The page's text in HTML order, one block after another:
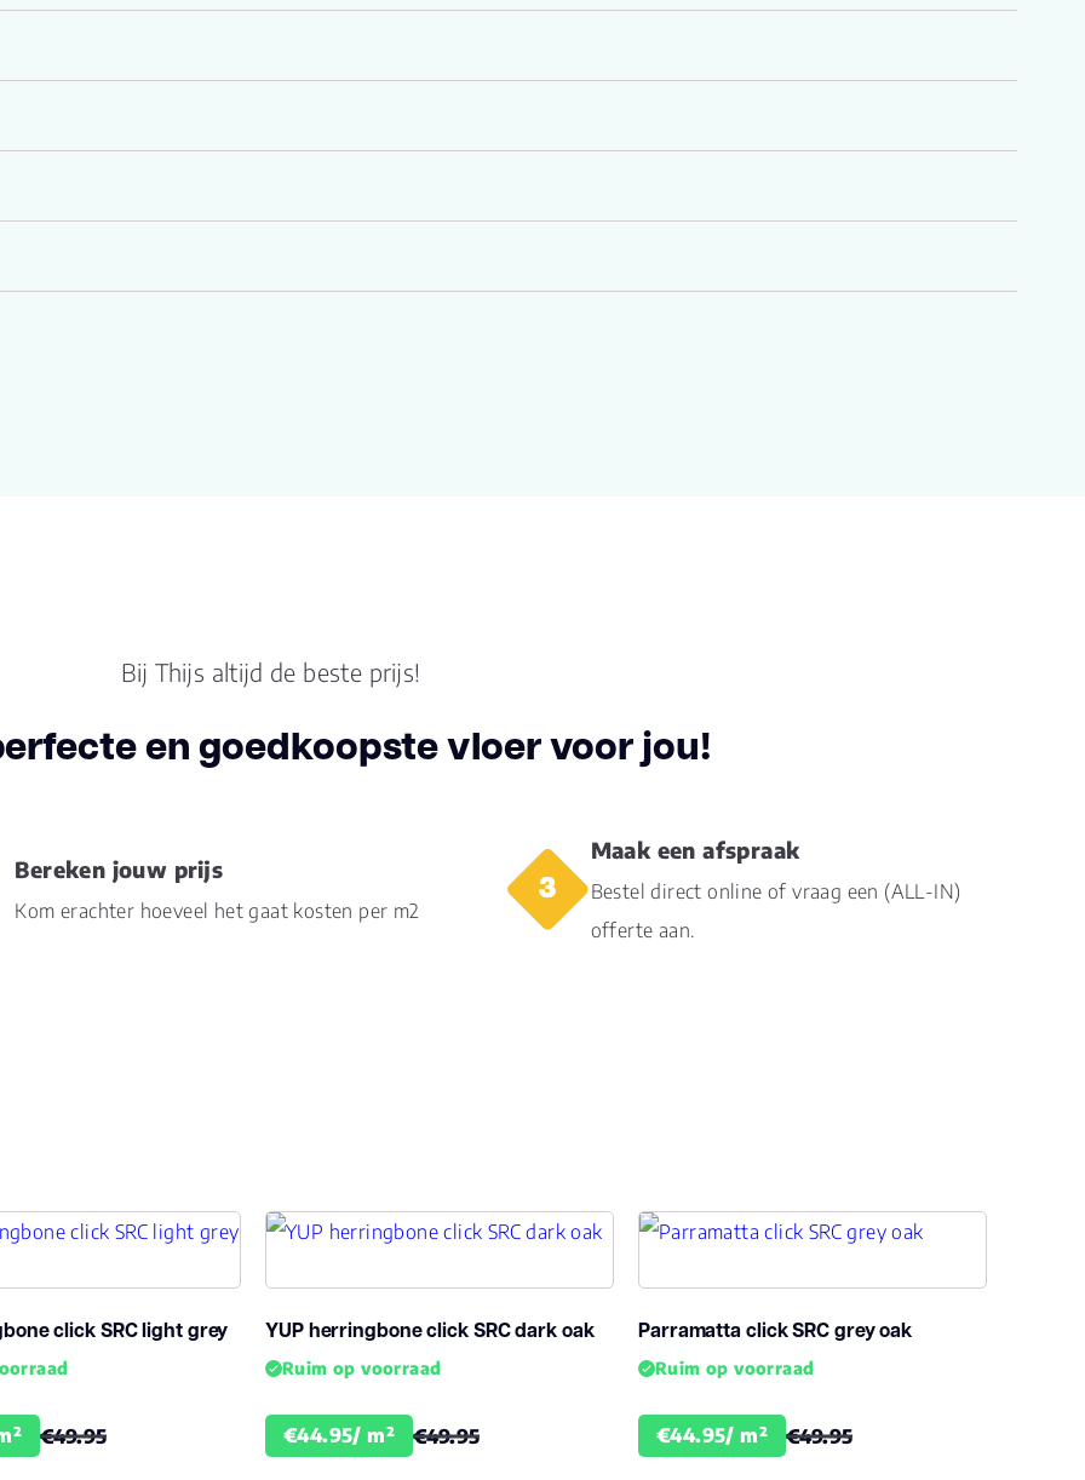
Bij Thijs altijd de beste prijs!
en goedkoopste vloer voor jou!
Bereken jouw prijs
Kom erachter hoeveel het gaat kosten per m2
Maak een afspraak
Bestel direct online of vraag een (ALL-IN)
offerte aan.
click SRC light grey
€49.95
YUP herringbone click SRC dark oak
Ruim op voorraad
€44.95/ m² €49.95
Parramatta click SRC grey oak
Ruim op voorraad
€44.95/ m² €49.95